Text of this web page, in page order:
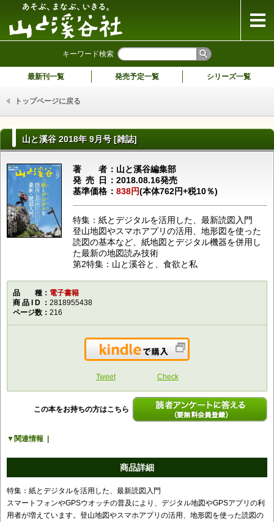
キーワード検索
最新刊一覧 発売予定一覧 シリーズ一覧
トップページに戻る
山と溪谷 2018年 9月号 [雑誌]
著者山と溪谷編集部
発売日 2018.08.16発売
基準価格
838円(本体762円+税10％)
特集：紙とデジタルを活用した、最新読図入門
登山地図やスマホアプリの活用、地形図を使った
読図の基本など、紙地図とデジタル機器を併用し
た最新の地図読み技術
第2特集：山と溪谷と、食欲と私
品種電子書籍
商品ID
2818955438
ページ数
216
Kindleで購入
Tweet Check
この本をお持ちの方はこちら
関連情報
商品詳細
特集：紙とデジタルを活用した、最新読図入門
スマートフォンやGPSウオッチの普及により、デジタル地図やGPSアプリの利
用者が増えています。登山地図やスマホアプリの活用、地形図を使った読図の